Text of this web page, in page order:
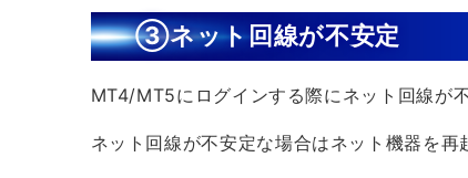
③ネット回線が不安定
MT4/MT5にログインする際にネット回線が
ネット回線が不安定な場合はネット機器を